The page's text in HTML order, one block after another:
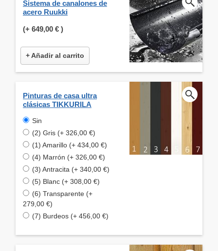
Sistema de canalones de
acero Ruukki
(+ 649,00 € )
+ Añadir al carrito
Pinturas de casa ultra
clásicas TIKKURILA
Sin
(2) Gris (+ 326,00 €)
(1) Amarillo (+ 434,00 €)
(4) Marrón (+ 326,00 €)
(3) Antracita (+ 340,00 €)
(5) Blanc (+ 308,00 €)
(6) Transparente (+
279,00 €)
(7) Burdeos (+ 456,00 €)